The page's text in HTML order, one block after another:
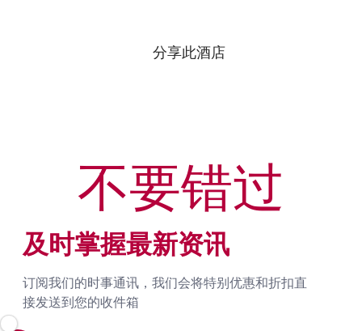
分享此酒店
及时掌握最新资讯
订阅我们的时事通讯，我们会将特别优惠和折扣直
接发送到您的收件箱
不要错过